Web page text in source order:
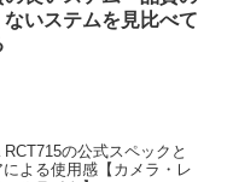
ないステムを見比べて
の公式スペックと
よる使用感【カメラ・レ